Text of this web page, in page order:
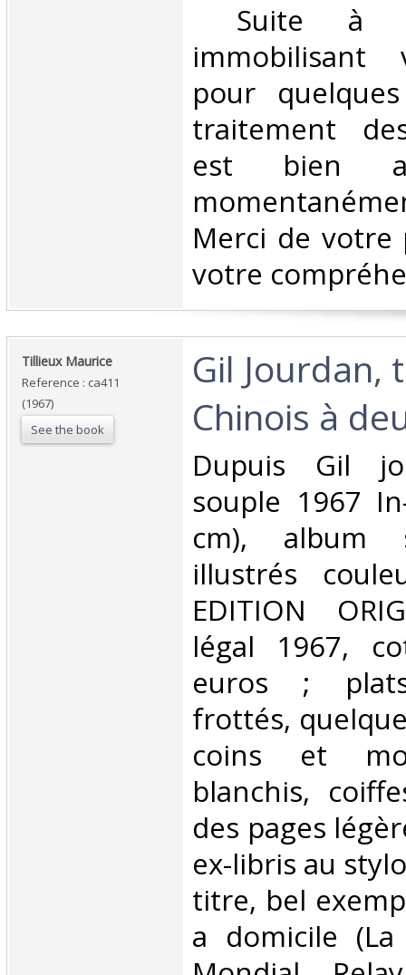
Suite à
immobilisant
pour
traitement
est bien
Merci de votre
votre
‎Tillieux Maurice‎
Reference : ca411
(1967)
See the book
‎Gil Jourdan,
Chinois à
‎Dupuis Gil
souple 1967
cm), album
illustrés
EDITION
légal 1967,
euros ;
frottés,
coins et
blanchis,
des pages
ex-libris au
titre, bel
a domicile